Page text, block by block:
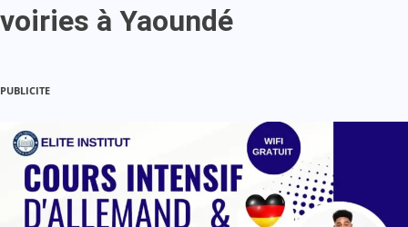
voiries à Yaoundé
PUBLICITE